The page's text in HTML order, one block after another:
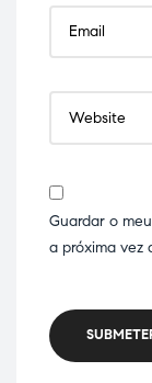
Guardar o
a próxima vez